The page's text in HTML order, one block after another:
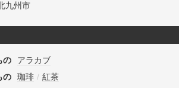
九州市
の
アラカブ
の
珈琲 / 紅茶